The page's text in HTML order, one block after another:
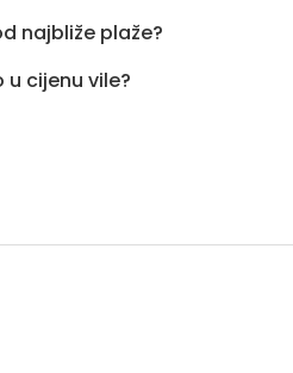
najbliže plaže?
u cijenu vile?